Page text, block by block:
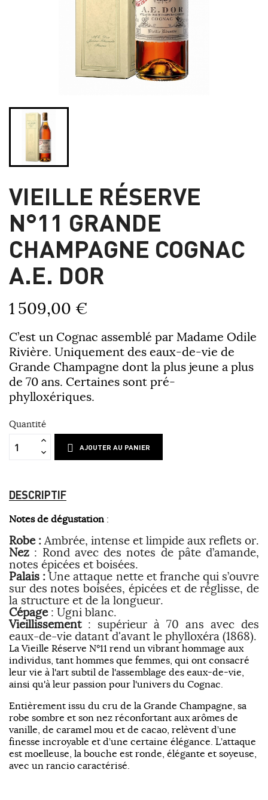
VIEILLE RÉSERVE
N°11 GRANDE
CHAMPAGNE COGNAC
A.E. DOR
1 509,00 €
C’est un Cognac assemblé par Madame Odile
Rivière. Uniquement des eaux-de-vie de
Grande Champagne dont la plus jeune a plus
de 70 ans. Certaines sont pré-
phylloxériques.
Quantité
AJOUTER AU PANIER
DESCRIPTIF
Notes de dégustation :
Robe :Ambrée, intense et limpide aux reflets or.
Nez : Rond avec des notes de pâte d’amande,
notes épicées et boisées.
Palais : Une attaque nette et franche qui s’ouvre
sur des notes boisées, épicées et de réglisse, de
la structure et de la longueur.
Cépage: Ugni blanc.
Vieillissement: supérieur à 70 ans avec des
eaux-de-vie datant d'avant le phylloxéra (1868).
La Vieille Réserve N°11 rend un vibrant hommage aux
individus, tant hommes que femmes, qui ont consacré
leur vie à l'art subtil de l'assemblage des eaux-de-vie,
ainsi qu'à leur passion pour l'univers du Cognac.
Entièrement issu du cru de la Grande Champagne, sa
robe sombre et son nez réconfortant aux arômes de
vanille, de caramel mou et de cacao, relèvent d’une
finesse incroyable et d’une certaine élégance. L’attaque
est moelleuse, la bouche est ronde, élégante et soyeuse,
avec un rancio caractérisé.